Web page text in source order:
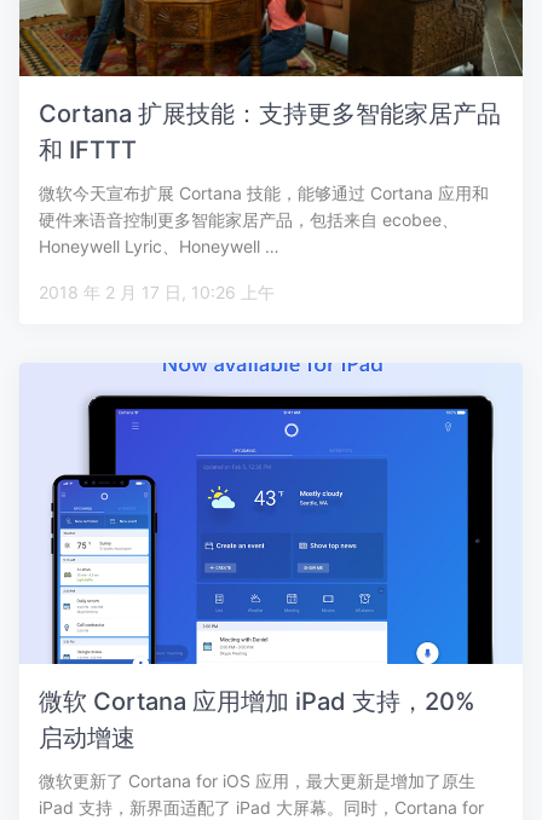
Cortana 扩展技能：支持更多智能家居产品
和 IFTTT
微软今天宣布扩展 Cortana 技能，能够通过 Cortana 应用和
硬件来语音控制更多智能家居产品，包括来自 ecobee、
Honeywell Lyric、Honeywell …
2018 年 2 月 17 日, 10:26 上午
微软 Cortana 应用增加 iPad 支持，20%
启动增速
微软更新了 Cortana for iOS 应用，最大更新是增加了原生
iPad 支持，新界面适配了 iPad 大屏幕。同时，Cortana for